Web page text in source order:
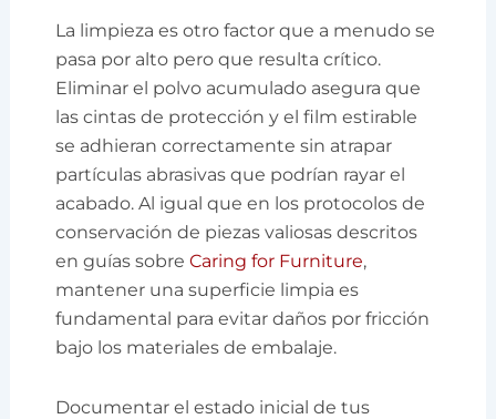
La limpieza es otro factor que a menudo se
pasa por alto pero que resulta crítico.
Eliminar el polvo acumulado asegura que
las cintas de protección y el film estirable
se adhieran correctamente sin atrapar
partículas abrasivas que podrían rayar el
acabado. Al igual que en los protocolos de
conservación de piezas valiosas descritos
en guías sobreCaring for Furniture,
mantener una superficie limpia es
fundamental para evitar daños por fricción
bajo los materiales de embalaje.
Documentar el estado inicial de tus